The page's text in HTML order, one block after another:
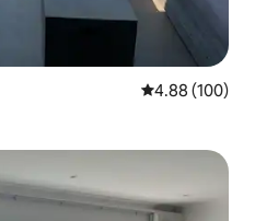
從 100 則評價
4.88 (100)